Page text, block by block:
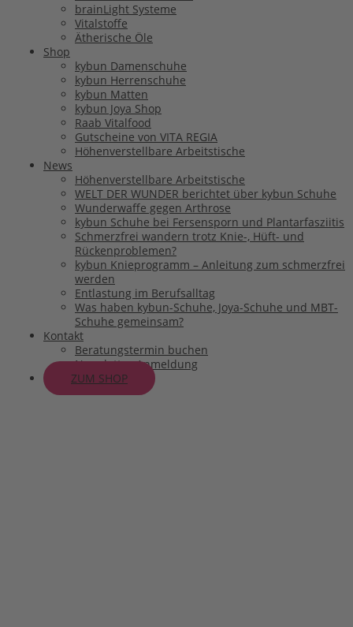
brainLight Systeme
Vitalstoffe
Ätherische Öle
Shop
kybun Damenschuhe
kybun Herrenschuhe
kybun Matten
kybun Joya Shop
Raab Vitalfood
Gutscheine von VITA REGIA
Höhenverstellbare Arbeitstische
News
Höhenverstellbare Arbeitstische
WELT DER WUNDER berichtet über kybun Schuhe
Wunderwaffe gegen Arthrose
kybun Schuhe bei Fersensporn und Plantarfasziitis
Schmerzfrei wandern trotz Knie-, Hüft- und
Rückenproblemen?
kybun Knieprogramm – Anleitung zum schmerzfrei
werden
Entlastung im Berufsalltag
Was haben kybun-Schuhe, Joya-Schuhe und MBT-
Schuhe gemeinsam?
Kontakt
Beratungstermin buchen
Newsletter-Anmeldung
ZUM SHOP